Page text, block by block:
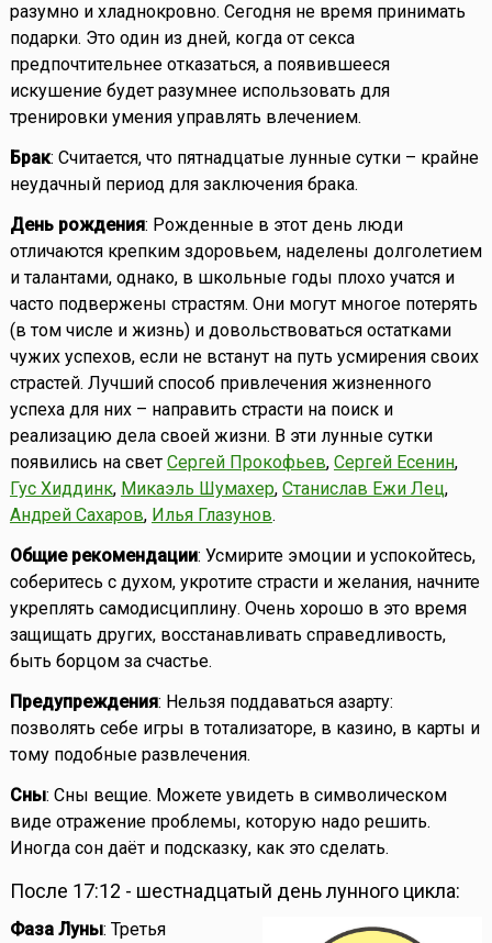
разумно и хладнокровно. Сегодня не время принимать
подарки. Это один из дней, когда от секса
предпочтительнее отказаться, а появившееся
искушение будет разумнее использовать для
тренировки умения управлять влечением.
Брак: Считается, что пятнадцатые лунные сутки – крайне
неудачный период для заключения брака.
День рождения: Рожденные в этот день люди
отличаются крепким здоровьем, наделены долголетием
и талантами, однако, в школьные годы плохо учатся и
часто подвержены страстям. Они могут многое потерять
(в том числе и жизнь) и довольствоваться остатками
чужих успехов, если не встанут на путь усмирения своих
страстей. Лучший способ привлечения жизненного
успеха для них – направить страсти на поиск и
реализацию дела своей жизни. В эти лунные сутки
появились на свет Сергей Прокофьев, Сергей Есенин,
Гус Хиддинк, Микаэль Шумахер, Станислав Ежи Лец,
Андрей Сахаров, Илья Глазунов.
Общие рекомендации: Усмирите эмоции и успокойтесь,
соберитесь с духом, укротите страсти и желания, начните
укреплять самодисциплину. Очень хорошо в это время
защищать других, восстанавливать справедливость,
быть борцом за счастье.
Предупреждения: Нельзя поддаваться азарту:
позволять себе игры в тотализаторе, в казино, в карты и
тому подобные развлечения.
Сны: Сны вещие. Можете увидеть в символическом
виде отражение проблемы, которую надо решить.
Иногда сон даёт и подсказку, как это сделать.
После 17:12 - шестнадцатый день лунного цикла:
Фаза Луны: Третья